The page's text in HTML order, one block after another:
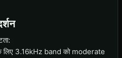
3.16kHz band को moderate